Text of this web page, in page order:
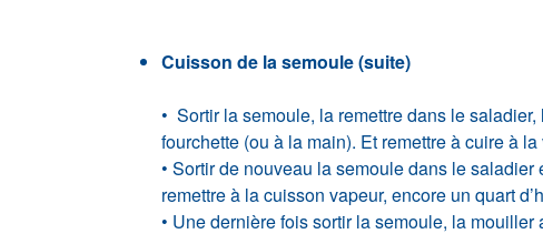
Cuisson de la semoule (suite)
• Sortir la semoule, la remettre dans le
fourchette (ou à la main). Et remettre à cuire à
• Sortir de nouveau la semoule dans le
remettre à la cuisson vapeur, encore un quart
• Une dernière fois sortir la semoule, la